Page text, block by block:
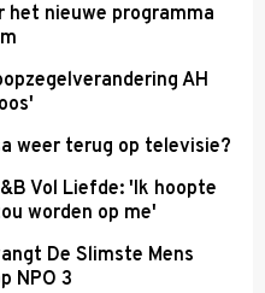
het nieuwe programma
AH
weer terug op televisie?
Vol Liefde: 'Ik hoopte
worden op me'
De Slimste Mens
NPO 3